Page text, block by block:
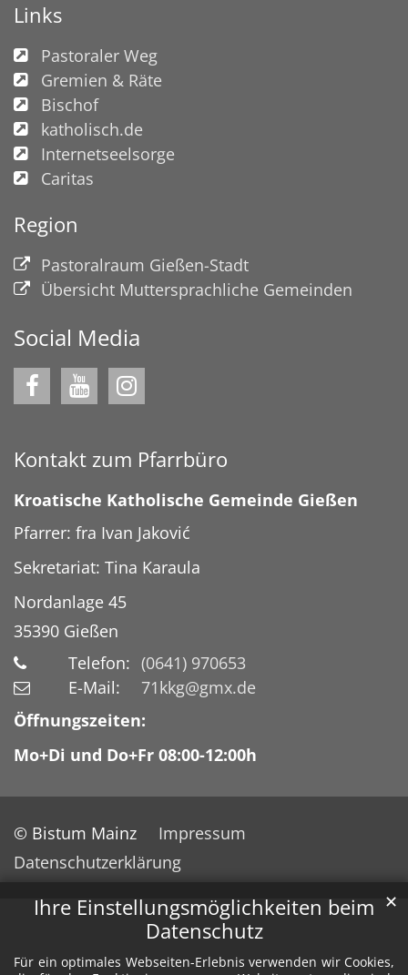
Ihre Einstellungsmöglichkeiten beim
Datenschutz
Für ein optimales Webseiten-Erlebnis verwenden wir Cookies,
✕
Links
Pastoraler Weg
Gremien & Räte
Bischof
katholisch.de
Internetseelsorge
Caritas
Region
Pastoralraum Gießen-Stadt
Übersicht Muttersprachliche Gemeinden
Social Media
Kontakt zum Pfarrbüro
Kroatische Katholische Gemeinde Gießen
Pfarrer: fra Ivan Jaković
Sekretariat: Tina Karaula
Nordanlage 45
35390 Gießen
Telefon: (0641) 970653
E-Mail:
71kkg@gmx.de
Öffnungszeiten:
Mo+Di und Do+Fr 08:00-12:00h
© Bistum Mainz
Impressum
Datenschutzerklärung